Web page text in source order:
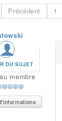
Précédent 1
DU SUJET
membre